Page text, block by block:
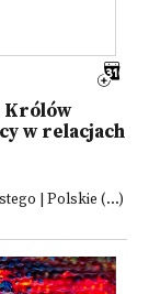
Królów
w relacjach
| Polskie (...)